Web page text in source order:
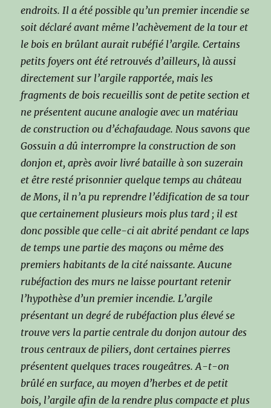
endroits. Il a été possible qu’un premier incendie se
soit déclaré avant même l’achèvement de la tour et
le bois en brûlant aurait rubéfié l’argile. Certains
petits foyers ont été retrouvés d’ailleurs, là aussi
directement sur l’argile rapportée, mais les
fragments de bois recueillis sont de petite section et
ne présentent aucune analogie avec un matériau
de construction ou d’échafaudage. Nous savons que
Gossuin a dû interrompre la construction de son
donjon et, après avoir livré bataille à son suzerain
et être resté prisonnier quelque temps au château
de Mons, il n’a pu reprendre l’édification de sa tour
que certainement plusieurs mois plus tard ; il est
donc possible que celle-ci ait abrité pendant ce laps
de temps une partie des maçons ou même des
premiers habitants de la cité naissante. Aucune
rubéfaction des murs ne laisse pourtant retenir
l’hypothèse d’un premier incendie. L’argile
présentant un degré de rubéfaction plus élevé se
trouve vers la partie centrale du donjon autour des
trous centraux de piliers, dont certaines pierres
présentent quelques traces rougeâtres. A-t-on
brûlé en surface, au moyen d’herbes et de petit
bois, l’argile afin de la rendre plus compacte et plus